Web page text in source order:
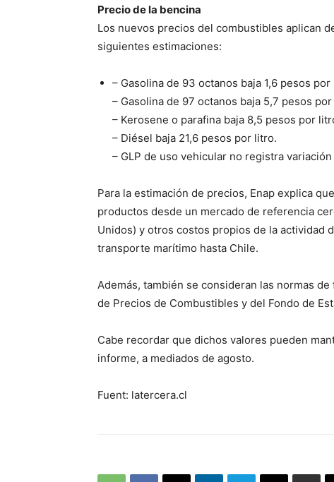
Precio de la bencina
Los nuevos precios del combustibles aplican
siguientes estimaciones:
– Gasolina de 93 octanos baja 1,6 pesos por
– Gasolina de 97 octanos baja 5,7 pesos
– Kerosene o parafina baja 8,5 pesos por
– Diésel baja 21,6 pesos por litro.
– GLP de uso vehicular no registra
Para la estimación de precios, Enap explica
productos desde un mercado de referencia
Unidos) y otros costos propios de la actividad
transporte marítimo hasta Chile.
Además, también se consideran las normas
de Precios de Combustibles y del Fondo de
Cabe recordar que dichos valores pueden
informe, a mediados de agosto.
Fuent: latercera.cl